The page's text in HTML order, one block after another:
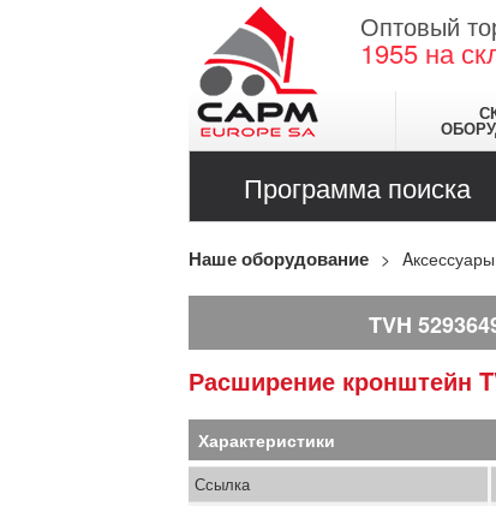
Оптовый
1955 на
Программа поиска
Наше оборудование Aксессуары
TVH
Расширение кронштейн
Характеристики
Ссылка